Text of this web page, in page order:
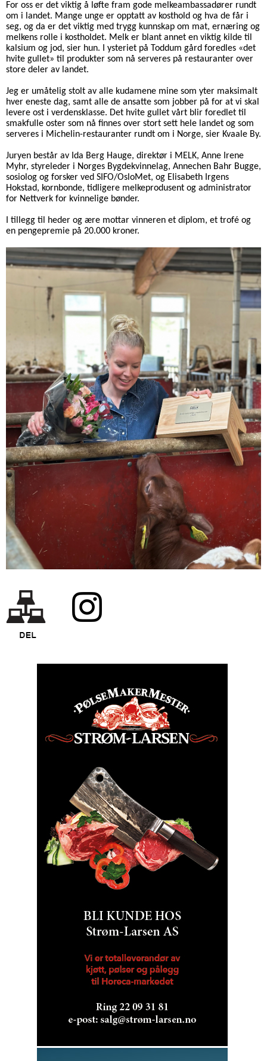
For oss er det viktig å løfte fram gode melkeambassadører rundt
om i landet. Mange unge er opptatt av kosthold og hva de får i
seg, og da er det viktig med trygg kunnskap om mat, ernæring og
melkens rolle i kostholdet. Melk er blant annet en viktig kilde til
kalsium og jod, sier hun.
I ysteriet på Toddum gård foredles «det
hvite gullet» til produkter som nå serveres på restauranter over
store deler av landet.
Jeg er umåtelig stolt av alle kudamene mine som yter maksimalt
hver eneste dag, samt alle de ansatte som jobber på for at vi skal
levere ost i verdensklasse. Det hvite gullet vårt blir foredlet til
smakfulle oster som nå finnes over stort sett hele landet og som
serveres i Michelin-restauranter rundt om i Norge, sier Kvaale By.
Juryen består av Ida Berg Hauge, direktør i MELK, Anne Irene
Myhr, styreleder i Norges Bygdekvinnelag, Annechen Bahr Bugge,
sosiolog og forsker ved SIFO/OsloMet, og Elisabeth Irgens
Hokstad, kornbonde, tidligere melkeprodusent og administrator
for Nettverk for kvinnelige bønder.
I tillegg til heder og ære mottar vinneren et diplom, et trofé og
en pengepremie på 20.000 kroner.